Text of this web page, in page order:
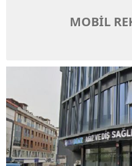
MOBİL